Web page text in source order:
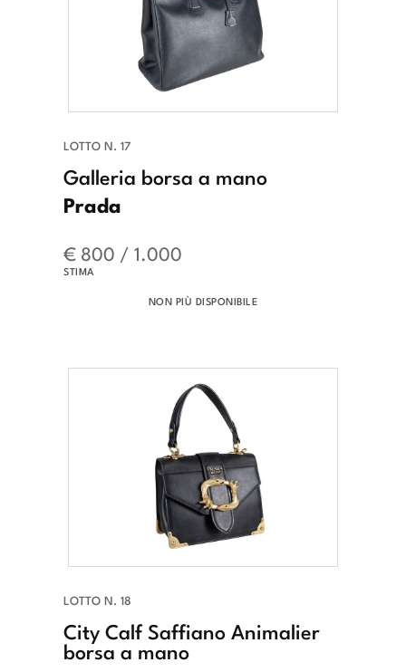
LOTTO N. 17
Prada
Galleria borsa a mano
€ 800 / 1.000
STIMA
NON PIÙ DISPONIBILE
LOTTO N. 18
City Calf Saffiano Animalier
borsa a mano